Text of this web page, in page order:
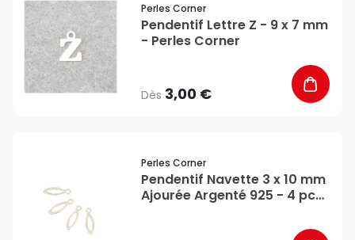
Perles Corner
Pendentif Lettre Z - 9 x 7 mm
- Perles Corner
Dès 3,00 €
Perles Corner
Pendentif Navette 3 x 10 mm
Ajourée Argenté 925 - 4 pcs